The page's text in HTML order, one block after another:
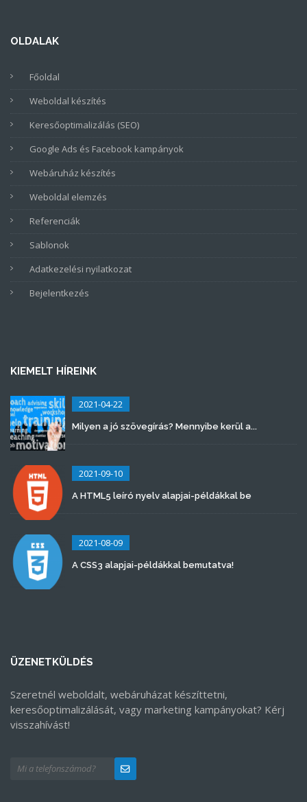
OLDALAK
Főoldal
Weboldal készítés
Keresőoptimalizálás (SEO)
Google Ads és Facebook kampányok
Webáruház készítés
Weboldal elemzés
Referenciák
Sablonok
Adatkezelési nyilatkozat
Bejelentkezés
KIEMELT HÍREINK
2021-04-22
Milyen a jó szövegírás? Mennyibe kerül a...
2021-09-10
A HTML5 leíró nyelv alapjai-példákkal be
2021-08-09
A CSS3 alapjai-példákkal bemutatva!
ÜZENETKÜLDÉS
Szeretnél weboldalt, webáruházat készíttetni,
keresőoptimalizálását, vagy marketing kampányokat? Kérj
visszahívást!